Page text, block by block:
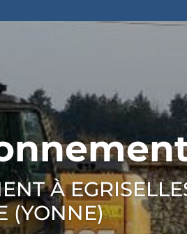
À
(YONNE)